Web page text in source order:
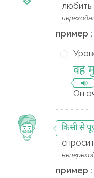
любить
пример :
वह
Он
किसी से
пример :